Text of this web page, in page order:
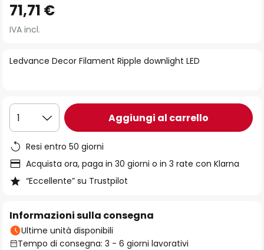
all'inizio
della
Ledvance Decor Filament Ripple downlight LED
71,71 €
IVA incl.
1 Aggiungi al carrello
Resi entro 50 giorni
Acquista ora, paga in 30 giorni o in 3 rate con Klarna
“Eccellente” su Trustpilot
Informazioni sulla consegna
Ultime unità disponibili
Tempo di consegna: 3 - 6 giorni lavorativi